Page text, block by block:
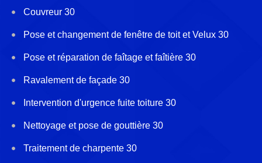
Couvreur 30
Pose et changement de fenêtre de toit et Velux 30
Pose et réparation de faîtage et faîtière 30
Ravalement de façade 30
Intervention d'urgence fuite toiture 30
Nettoyage et pose de gouttière 30
Traitement de charpente 30